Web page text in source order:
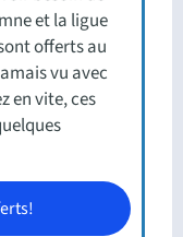
et la ligue
offerts au
vu avec
en vite, ces